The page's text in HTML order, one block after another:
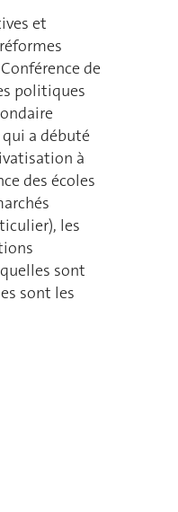
et
de
politiques
a débuté
à
des écoles
les
sont
sont les